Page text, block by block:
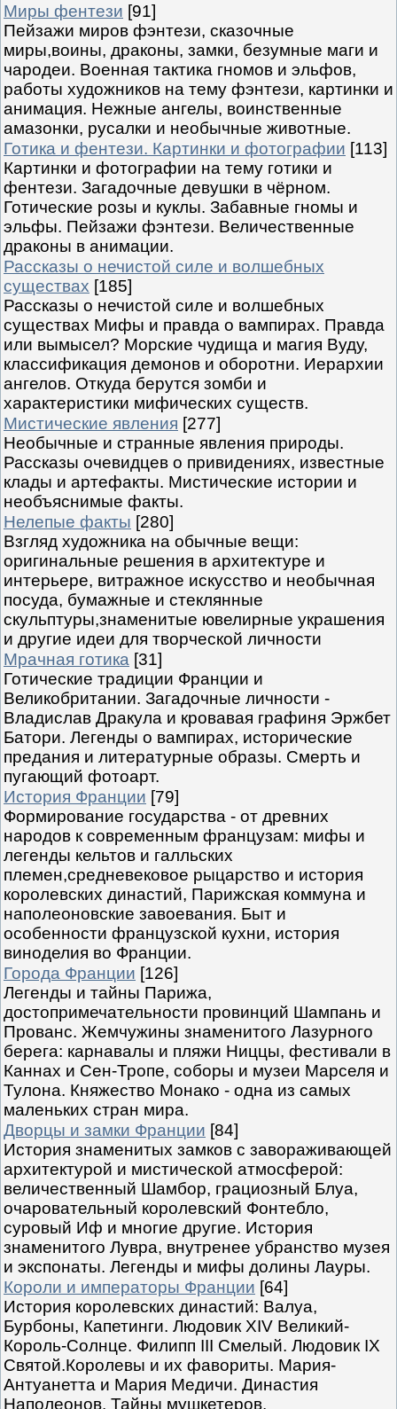
Миры фентези [91]
Пейзажи миров фэнтези, сказочные
миры,воины, драконы, замки, безумные маги и
чародеи. Военная тактика гномов и эльфов,
работы художников на тему фэнтези, картинки и
анимация. Нежные ангелы, воинственные
амазонки, русалки и необычные животные.
Готика и фентези. Картинки и фотографии [113]
Картинки и фотографии на тему готики и
фентези. Загадочные девушки в чёрном.
Готические розы и куклы. Забавные гномы и
эльфы. Пейзажи фэнтези. Величественные
драконы в анимации.
Рассказы о нечистой силе и волшебных
существах [185]
Рассказы о нечистой силе и волшебных
существах Мифы и правда о вампирах. Правда
или вымысел? Морские чудища и магия Вуду,
классификация демонов и оборотни. Иерархии
ангелов. Откуда берутся зомби и
характеристики мифических существ.
Мистические явления [277]
Необычные и странные явления природы.
Рассказы очевидцев о привидениях, известные
клады и артефакты. Мистические истории и
необъяснимые факты.
Нелепые факты [280]
Взгляд художника на обычные вещи:
оригинальные решения в архитектуре и
интерьере, витражное искусство и необычная
посуда, бумажные и стеклянные
скульптуры,знаменитые ювелирные украшения
и другие идеи для творческой личности
Мрачная готика [31]
Готические традиции Франции и
Великобритании. Загадочные личности -
Владислав Дракула и кровавая графиня Эржбет
Батори. Легенды о вампирах, исторические
предания и литературные образы. Смерть и
пугающий фотоарт.
История Франции [79]
Формирование государства - от древних
народов к современным французам: мифы и
легенды кельтов и галльских
племен,средневековое рыцарство и история
королевских династий, Парижская коммуна и
наполеоновские завоевания. Быт и
особенности французской кухни, история
виноделия во Франции.
Города Франции [126]
Легенды и тайны Парижа,
достопримечательности провинций Шампань и
Прованс. Жемчужины знаменитого Лазурного
берега: карнавалы и пляжи Ниццы, фестивали в
Каннах и Сен-Тропе, соборы и музеи Марселя и
Тулона. Княжество Монако - одна из самых
маленьких стран мира.
Дворцы и замки Франции [84]
История знаменитых замков с завораживающей
архитектурой и мистической атмосферой:
величественный Шамбор, грациозный Блуа,
очаровательный королевский Фонтебло,
суровый Иф и многие другие. История
знаменитого Лувра, внутренее убранство музея
и экспонаты. Легенды и мифы долины Лауры.
Короли и императоры Франции [64]
История королевских династий: Валуа,
Бурбоны, Капетинги. Людовик XIV Великий-
Король-Солнце. Филипп III Смелый. Людовик IX
Святой.Королевы и их фавориты. Мария-
Антуанетта и Мария Медичи. Династия
Наполеонов. Тайны мушкетеров.